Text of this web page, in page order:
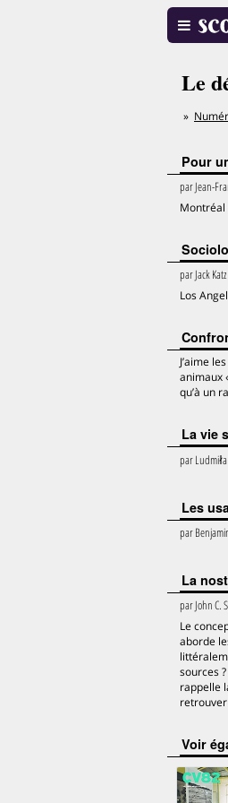
Le
Pour
parJean-
Montréal
parJack Katz
Los
J’aime
animaux
qu’à un
La vie
par
Les
par
La
parJohn C.
Le
aborde
sources
rappelle
retrouver
voir